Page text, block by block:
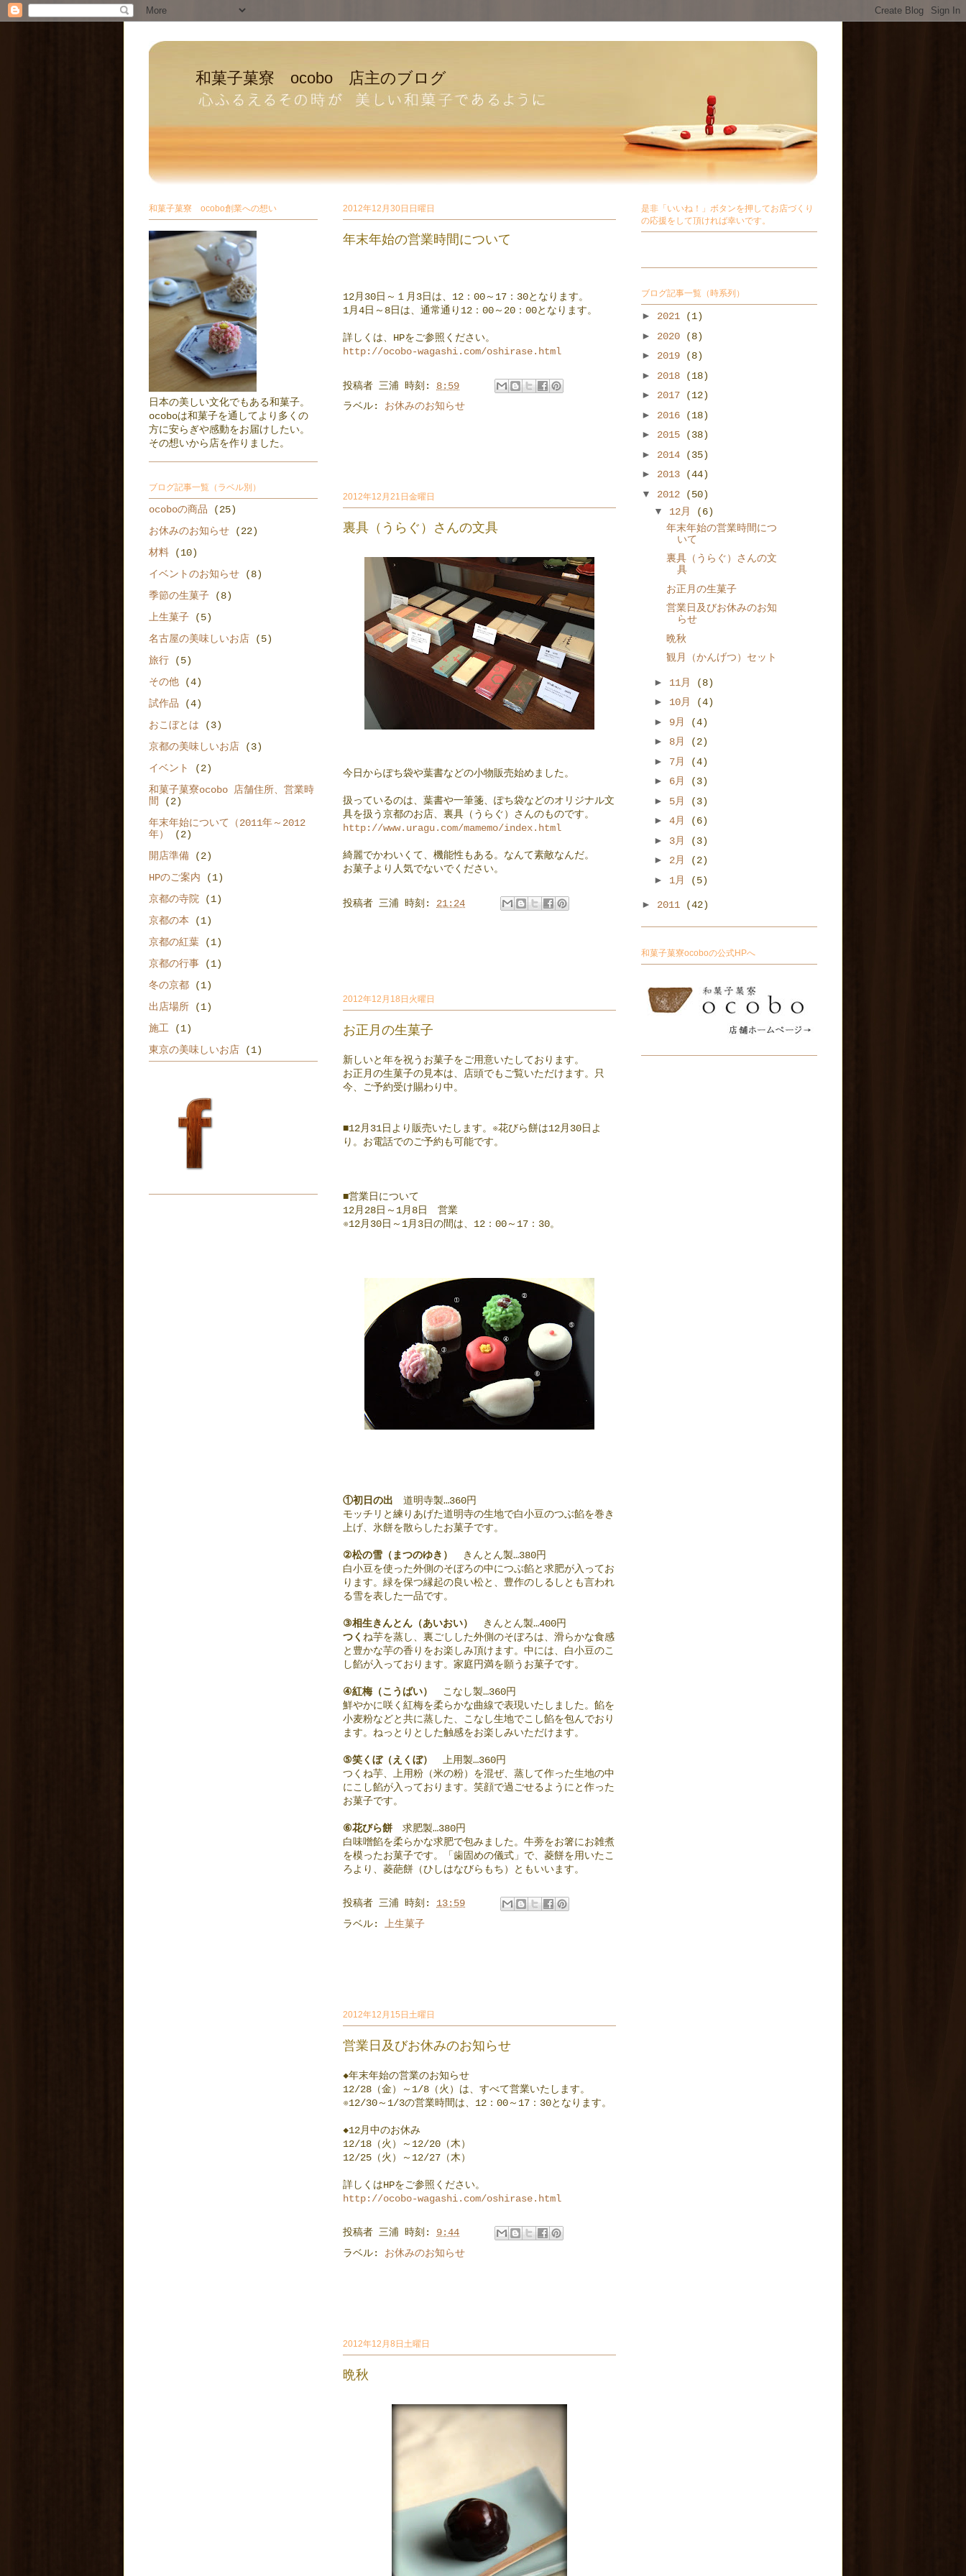
和菓子菓寮 ocobo 店主のブログ
2012年12月30日日曜日
年末年始の営業時間について
12月30日～１月3日は、12：00～17：30となります。
1月4日～8日は、通常通り12：00～20：00となります。
詳しくは、HPをご参照ください。
http://ocobo-wagashi.com/oshirase.html
投稿者 三浦 時刻: 8:59
ラベル: お休みのお知らせ
2012年12月21日金曜日
裏具（うらぐ）さんの文具
今日からぽち袋や葉書などの小物販売始めました。
扱っているのは、葉書や一筆箋、ぽち袋などのオリジナル文
具を扱う京都のお店、裏具（うらぐ）さんのものです。
http://www.uragu.com/mamemo/index.html
綺麗でかわいくて、機能性もある。なんて素敵なんだ。
お菓子より人気でないでください。
投稿者 三浦 時刻: 21:24
2012年12月18日火曜日
お正月の生菓子
新しいと年を祝うお菓子をご用意いたしております。
お正月の生菓子の見本は、店頭でもご覧いただけます。只
今、ご予約受け賜わり中。
■12月31日より販売いたします。※花びら餅は12月30日よ
り。お電話でのご予約も可能です。
■営業日について
12月28日～1月8日 営業
※12月30日～1月3日の間は、12：00～17：30。
①初日の出 道明寺製…360円
モッチリと練りあげた道明寺の生地で白小豆のつぶ餡を巻き
上げ、氷餅を散らしたお菓子です。
②松の雪（まつのゆき）
きんとん製…380円
白小豆を使った外側のそぼろの中につぶ餡と求肥が入ってお
ります。緑を保つ縁起の良い松と、豊作のしるしとも言われ
る雪を表した一品です。
③相生きんとん（あいおい）
きんとん製…400円
つく ね芋を蒸し、裏ごしした外側のそぼろは、滑らかな食感
と豊かな芋の香りをお楽しみ頂けます。中には、白小豆のこ
し餡が入っております。家庭円満を願うお菓子です。
④紅梅（こうばい）
こなし製…360円
鮮やかに咲く紅梅を柔らかな曲線で表現いたしました。餡を
小麦粉などと共に蒸した、こなし生地でこし餡を包んでおり
ます。ねっとりとした触感をお楽しみいただけます。
⑤笑くぼ（えくぼ）
上用製…360円
つくね芋、上用粉（米の粉）を混ぜ、蒸して作った生地の中
にこし餡が入っております。笑顔で過ごせるようにと作った
お菓子です。
⑥花びら餅 求肥製…380円
白味噌餡を柔らかな求肥で包みました。牛蒡をお箸にお雑煮
を模ったお菓子です。「歯固めの儀式」で、菱餅を用いたこ
ろより、菱葩餅（ひしはなびらもち）ともいいます。
投稿者 三浦 時刻: 13:59
ラベル: 上生菓子
2012年12月15日土曜日
営業日及びお休みのお知らせ
◆年末年始の営業のお知らせ
12/28（金）～1/8（火）は、すべて営業いたします。
※12/30～1/3の営業時間は、12：00～17：30となります。
◆12月中のお休み
12/18（火）～12/20（木）
12/25（火）～12/27（木）
詳しくはHPをご参照ください。
http://ocobo-wagashi.com/oshirase.html
投稿者 三浦 時刻: 9:44
ラベル: お休みのお知らせ
2012年12月8日土曜日
晩秋
和菓子菓寮 ocobo創業への想い
日本の美しい文化でもある和菓子。
ocoboは和菓子を通してより多くの
方に安らぎや感動をお届けしたい。
その想いから店を作りました。
ブログ記事一覧（ラベル別）
ocoboの商品
(25)
お休みのお知らせ
(22)
材料
(10)
イベントのお知らせ
(8)
季節の生菓子
(8)
上生菓子
(5)
名古屋の美味しいお店
(5)
旅行
(5)
その他
(4)
試作品
(4)
おこぼとは
(3)
京都の美味しいお店
(3)
イベント
(2)
和菓子菓寮ocobo 店舗住所、営業時
間
(2)
年末年始について（2011年～2012
年）
(2)
開店準備
(2)
HPのご案内
(1)
京都の寺院
(1)
京都の本
(1)
京都の紅葉
(1)
京都の行事
(1)
冬の京都
(1)
出店場所
(1)
施工
(1)
東京の美味しいお店
(1)
是非「いいね！」ボタンを押してお店づくり
の応援をして頂ければ幸いです。
ブログ記事一覧（時系列）
► 2021
(1)
► 2020
(8)
► 2019
(8)
► 2018
(18)
► 2017
(12)
► 2016
(18)
► 2015
(38)
► 2014
(35)
► 2013
(44)
▼ 2012
(50)
▼ 12月
(6)
年末年始の営業時間につ
いて
裏具（うらぐ）さんの文
具
お正月の生菓子
営業日及びお休みのお知
らせ
晩秋
観月（かんげつ）セット
► 11月
(8)
► 10月
(4)
► 9月
(4)
► 8月
(2)
► 7月
(4)
► 6月
(3)
► 5月
(3)
► 4月
(6)
► 3月
(3)
► 2月
(2)
► 1月 (5)
► 2011 (42)
和菓子菓寮ocoboの公式HPへ